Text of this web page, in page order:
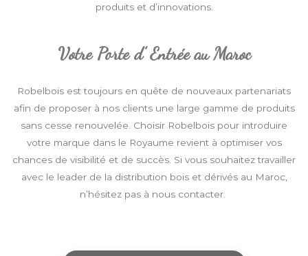
produits et d’innovations.
Votre Porte d’ Entrée au Maroc
Robelbois est toujours en quête de nouveaux partenariats
afin de proposer à nos clients une large gamme de produits
sans cesse renouvelée. Choisir Robelbois pour introduire
votre marque dans le Royaume revient à optimiser vos
chances de visibilité et de succès. Si vous souhaitez travailler
avec le leader de la distribution bois et dérivés au Maroc,
n’hésitez pas à nous contacter.